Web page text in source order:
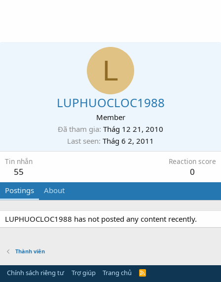
L
LUPHUOCLOC1988
Member
Đã tham gia Thág 12 21, 2010
Last seen Thág 6 2, 2011
Tin nhắn
55
Reaction score
0
Postings About
LUPHUOCLOC1988 has not posted any content recently.
Thành viên
Chính sách riêng tư Trợ giúp Trang chủ
R